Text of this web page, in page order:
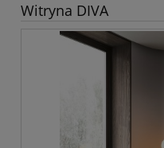
Witryna DIVA